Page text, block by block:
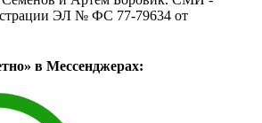
ЭЛ № ФС 77-79634 от
в Мессенджерах: